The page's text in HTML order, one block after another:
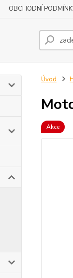
OBCHODNÍ
Úvod
Akce